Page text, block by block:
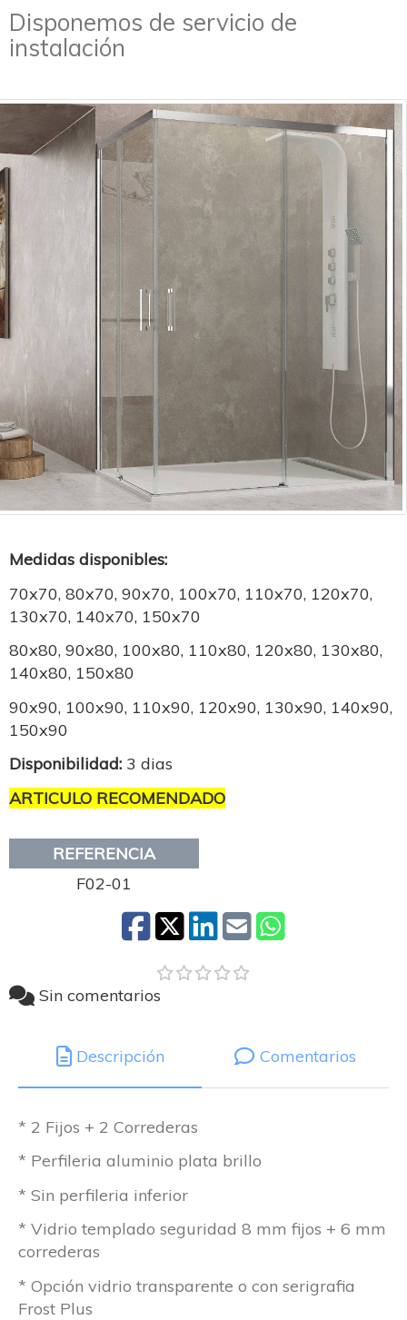
Disponemos de servicio de
instalación
Medidas disponibles:
70x70, 80x70, 90x70, 100x70, 110x70, 120x70,
130x70, 140x70, 150x70
80x80, 90x80, 100x80, 110x80, 120x80, 130x80,
140x80, 150x80
90x90, 100x90, 110x90, 120x90, 130x90, 140x90,
150x90
Disponibilidad: 3 dias
ARTICULO RECOMENDADO
REFERENCIA
F02-01
Sin comentarios
Descripción Comentarios
* 2 Fijos + 2 Correderas
* Perfileria aluminio plata brillo
* Sin perfileria inferior
* Vidrio templado seguridad 8 mm fijos + 6 mm
correderas
* Opción vidrio transparente o con serigrafia
Frost Plus